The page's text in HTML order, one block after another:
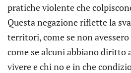
pratiche violente che
Questa negazione riflette la
territori, come se non
come se alcuni abbiano diritto
vivere e chi no e in che